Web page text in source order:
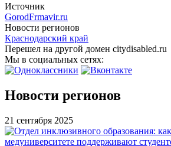
Источник
GorodFrmavir.ru
Новости регионов
Краснодарский край
Перешел на другой домен citydisabled.ru
Мы в социальных сетях:
Новости регионов
21 сентября 2025